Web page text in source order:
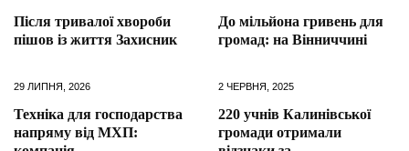
Після тривалої хвороби
пішов із життя Захисник
До мільйона гривень для
громад: на Вінниччині
29 ЛИПНЯ, 2026
Техніка для господарства
напряму від МХП:
2 ЧЕРВНЯ, 2025
220 учнів Калинівської
громади отримали